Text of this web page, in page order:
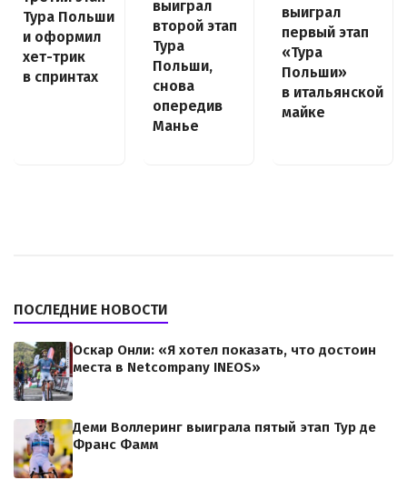
Тура Польши
и оформил
хет-трик
в спринтах
выиграл
второй этап
Тура
Польши,
снова
опередив
Манье
выиграл
первый этап
«Тура
Польши»
в итальянской
майке
ПОСЛЕДНИЕ НОВОСТИ
Оскар Онли: «Я хотел показать, что достоин
места в Netcompany INEOS»
Деми Воллеринг выиграла пятый этап Тур де
Франс Фамм